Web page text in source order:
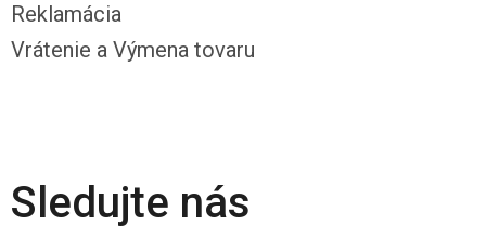
Reklamácia
Vrátenie a Výmena tovaru
Sledujte nás